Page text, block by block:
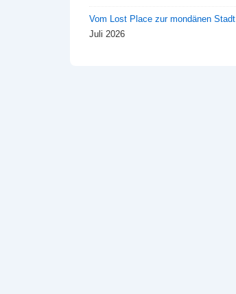
Vom Lost Place zur mondänen Stadt
Juli 2026